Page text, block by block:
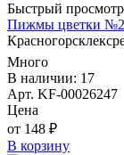
Быстрый просмотр
Пижмы цветки №20
Много
В наличии: 17
Арт. KF-00026247
Цена
от 148 ₽
В корзину